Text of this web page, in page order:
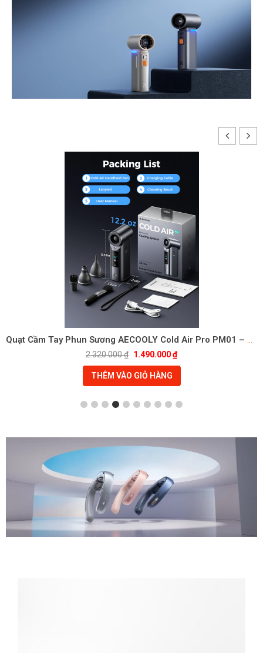
Quạt Cầm Tay Phun Sương AECOOLY Cold Air Pro PM01 – Mát Sâu Cấp Tốc
2.320.000₫ 1.490.000₫
THÊM VÀO GIỎ HÀNG